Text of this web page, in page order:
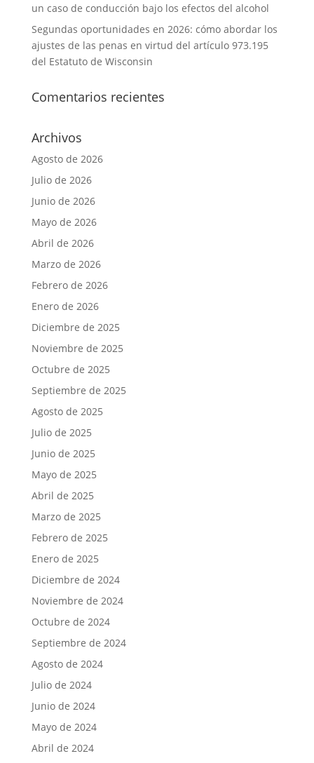
un caso de conducción bajo los efectos del alcohol
Segundas oportunidades en 2026: cómo abordar los
ajustes de las penas en virtud del artículo 973.195
del Estatuto de Wisconsin
Comentarios recientes
Archivos
Agosto de 2026
Julio de 2026
Junio de 2026
Mayo de 2026
Abril de 2026
Marzo de 2026
Febrero de 2026
Enero de 2026
Diciembre de 2025
Noviembre de 2025
Octubre de 2025
Septiembre de 2025
Agosto de 2025
Julio de 2025
Junio de 2025
Mayo de 2025
Abril de 2025
Marzo de 2025
Febrero de 2025
Enero de 2025
Diciembre de 2024
Noviembre de 2024
Octubre de 2024
Septiembre de 2024
Agosto de 2024
Julio de 2024
Junio de 2024
Mayo de 2024
Abril de 2024